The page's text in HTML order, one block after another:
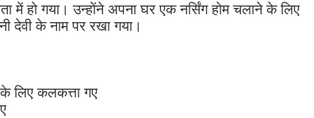
हो गया। उन्होंने अपना घर एक नर्सिंग होम चलाने के लिए
देवी के नाम पर रखा गया।
लिए कलकत्ता गए